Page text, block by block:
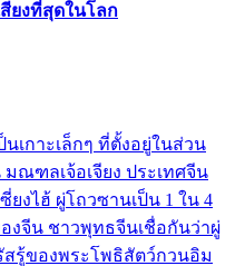
ยงที่สุดในโลก
นเกาะเล็กๆ ที่ตั้งอยู่ในส่วน
ณฑลเจ้อเจียง ประเทศจีน
งไฮ้ ผู่โถวซานเป็น 1 ใน 4
จีน ชาวพุทธจีนเชื่อกันว่าผู่
รู้ของพระโพธิสัตว์กวนอิม